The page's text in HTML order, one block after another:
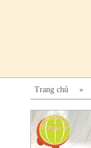
Trang chủ »